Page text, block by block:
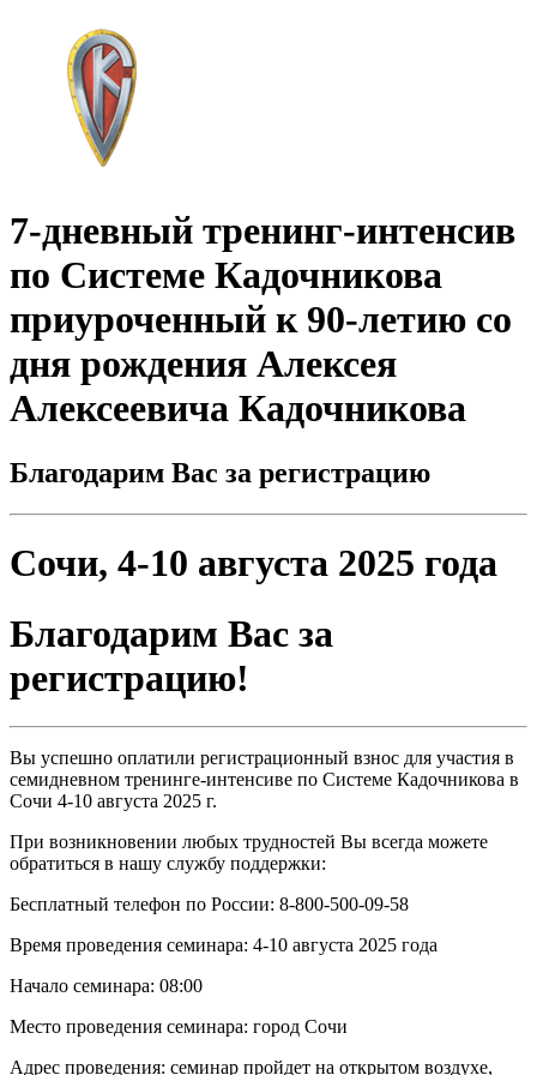
7-дневный тренинг-интенсив
по Системе Кадочникова
приуроченный к 90-летию со
дня рождения Алексея
Алексеевича Кадочникова
Благодарим Вас за регистрацию
Сочи, 4-10 августа 2025 года
Благодарим Вас за
регистрацию!
Вы успешно оплатили регистрационный взнос для участия в
семидневном тренинге-интенсиве по Системе Кадочникова в
Сочи 4-10 августа 2025 г.
При возникновении любых трудностей Вы всегда можете
обратиться в нашу службу поддержки:
Бесплатный телефон по России: 8-800-500-09-58
Время проведения семинара: 4-10 августа 2025 года
Начало семинара: 08:00
Место проведения семинара: город Сочи
Адрес проведения: семинар пройдет на открытом воздухе,